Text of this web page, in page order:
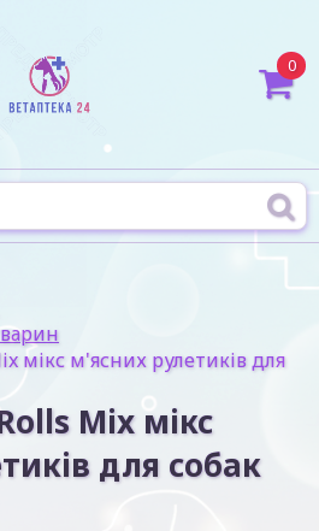
0
мікс м'ясних рулетиків для
Mix мікс
для собак